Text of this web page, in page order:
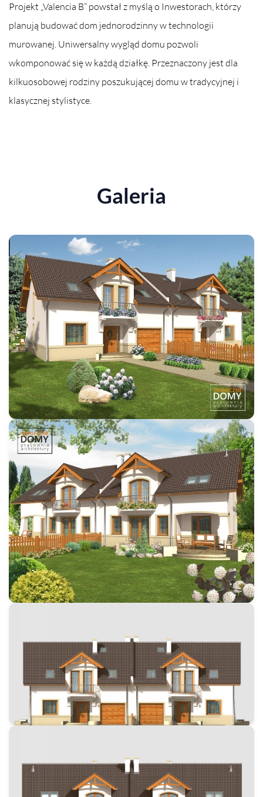
Projekt „Valencia B” powstał z myślą o Inwestorach, którzy
planują budować dom jednorodzinny w technologii
murowanej. Uniwersalny wygląd domu pozwoli
wkomponować się w każdą działkę. Przeznaczony jest dla
kilkuosobowej rodziny poszukującej domu w tradycyjnej i
klasycznej stylistyce.
Galeria